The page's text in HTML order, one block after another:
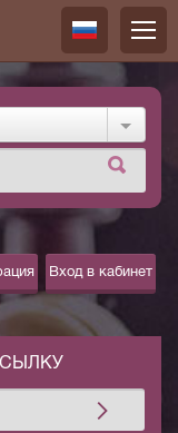
Русский
Вход в кабинет